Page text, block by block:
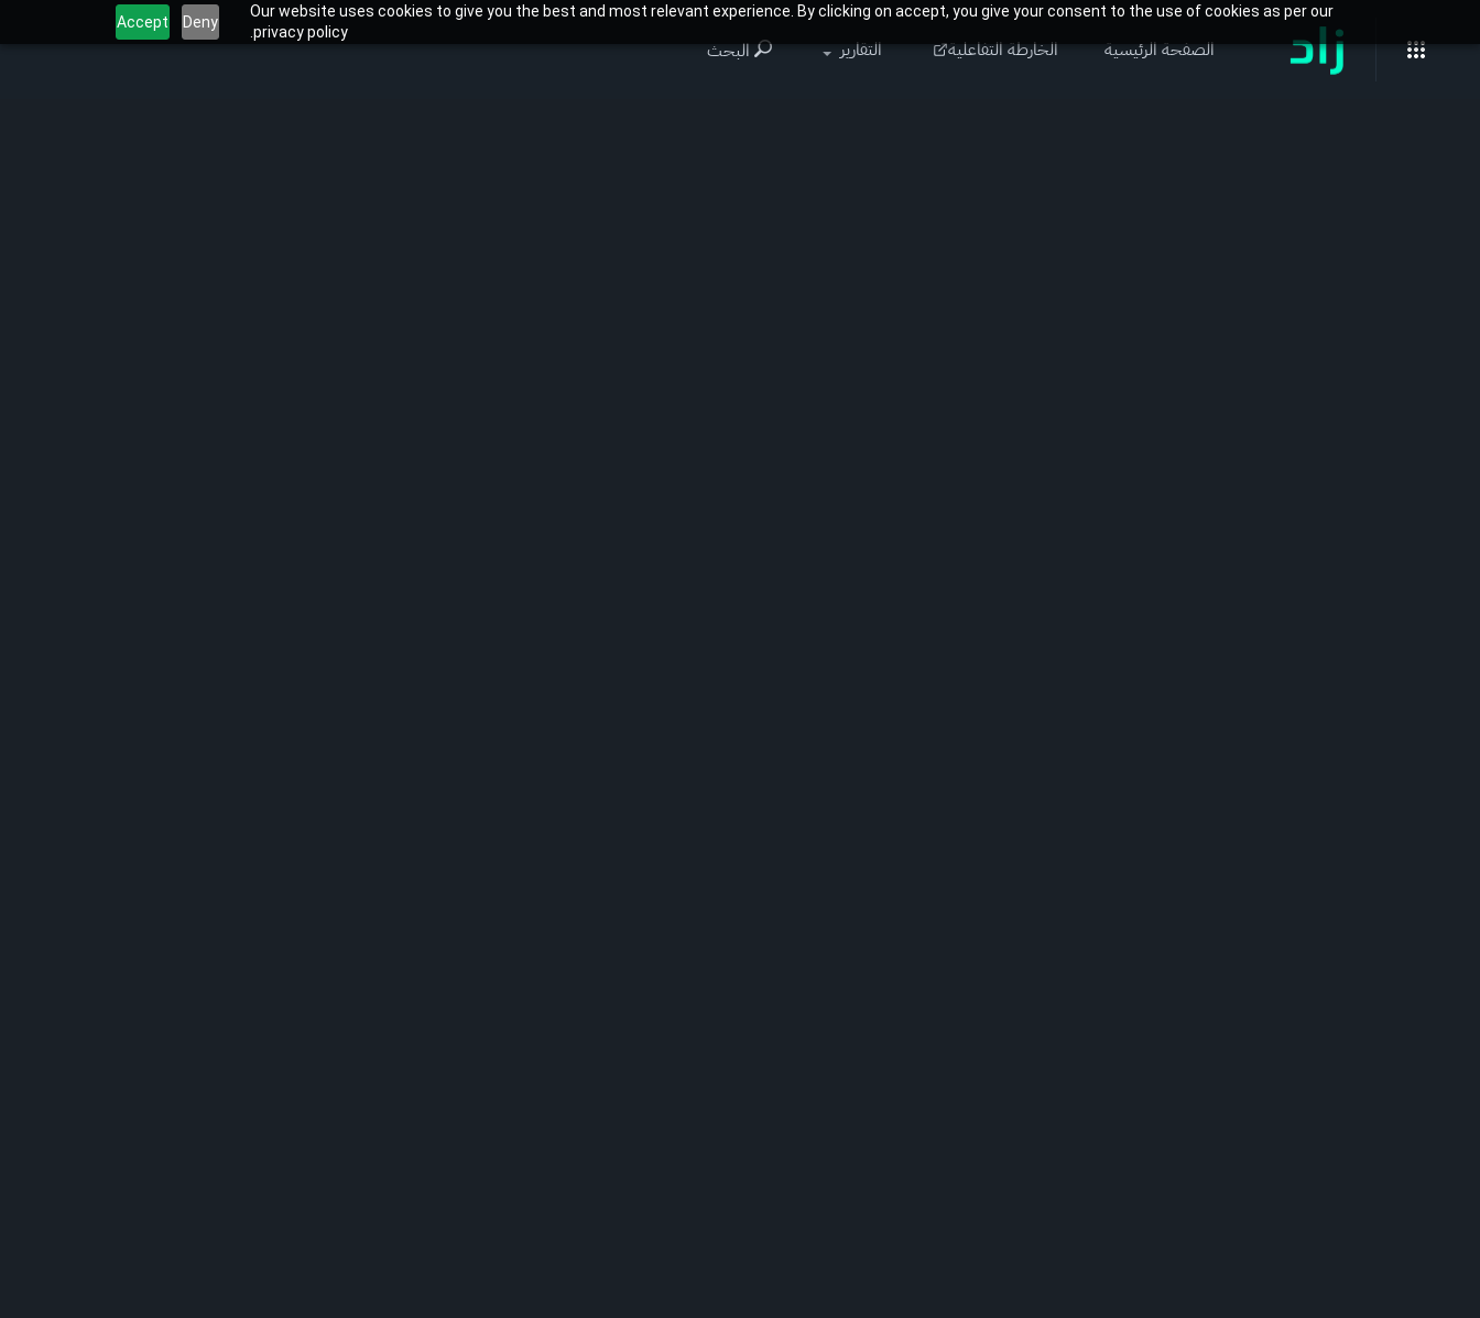
Our website uses cookies to give you the best and most relevant experience. By clicking on accept, you give your consent to the use of cookies as per our
privacy policy.
Deny
Accept
الصفحة الرئيسية الخارطة التفاعلية التقارير البحث